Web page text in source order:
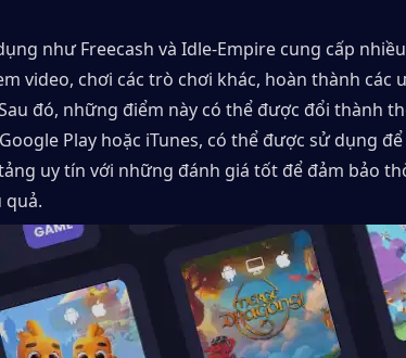
như Freecash và Idle-Empire cung cấp
video, chơi các trò chơi khác, hoàn thành các
đó, những điểm này có thể được đổi thành
Play hoặc iTunes, có thể được sử dụng để
uy tín với những đánh giá tốt để đảm bảo
quả.